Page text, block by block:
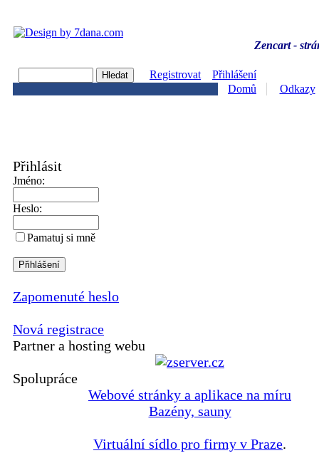
Zencart -
Registrovat
Přihlášení
Domů
Odkazy
Přihlásit
Jméno:
Heslo:
Pamatuj si mně
Zapomenuté heslo
Nová registrace
Partner a hosting webu
Spolupráce
Webové stránky a aplikace na míru
Bazény, sauny
Virtuální sídlo pro firmy v Praze.